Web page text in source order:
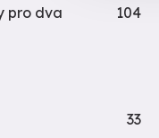
pro dva
104
33